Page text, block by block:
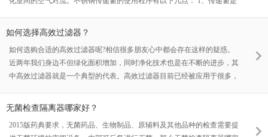
药、医疗、卫生、生物试验等对洁净度和无菌性要求极高的场所，用于不
同洁净等级功能间的物品传递，如药品生产车间、医院无菌病房、生物实
验室等。 问：过氧化氢传递窗的核心优势是什么？ 答：核心优势有三
点：一是常温灭菌，无需高温加热，避免损坏热敏性物品；二是环保无残
界面可实现全程监控，电磁门连锁设计杜绝交叉污染，适配现代化洁净生
器。
状态，在物料传递时，传递者首先按响门铃，待对方接应时再打开一扇
关好门。严禁两扇门同时打开。 3、传递窗在操作结束后，应进行清洁工
作，并定期进行消毒。
如何选择高效过滤器？
如何选购合适的高效过滤器呢?相信很多朋友心中都会存在这样的疑惑。
近两年我们身边不但绿化面积增加，同时净化技术也是在不断的进步，其
中高效过滤器就是一个典型的代表。高效过滤器目前已经被应用于很多，
滤器吧。 1.风力 其实每一个的高效过滤器都会有自己的风力，也是我们
的。一般来说大家购买的时候，比较偏爱现代的风量大的设备。不过在这
无菌检查隔离器哪家好？
2015版药典要求，无菌药品、生物制品、原辅料及其他品种的检查需要提